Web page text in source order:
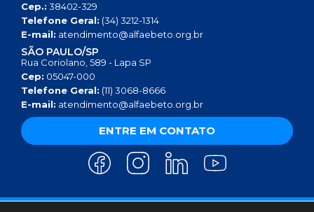
Cep.: 38402-329
Telefone Geral: (34) 3212-1314
E-mail: atendimento@alfaebeto.org.br
SÃO PAULO/SP
Rua Coriolano, 589 - Lapa SP
Cep: 05047-000
Telefone Geral: (11) 3068-8666
E-mail: atendimento@alfaebeto.org.br
ENTRE EM CONTATO